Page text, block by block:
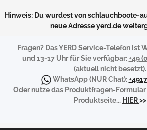
Hinweis: Du wurdest von schlauchboote-
neue Adresse yerd.de
Fragen? Das YERD Service-Telefon ist
und 13-17 Uhr für Sie verfügbar:+49
(aktuell nicht besetzt).
WhatsApp(NUR Chat):
Oder nutze das Produktfragen-
Produktseite... HIER>>